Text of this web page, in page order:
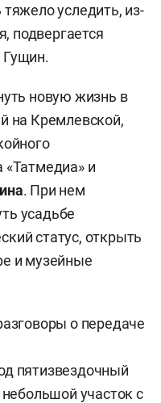
уследить, из-
подвергается
Гущин.
новую жизнь в
на Кремлевской,
«Татмедиа» и
. При нем
усадьбе
статус, открыть
и музейные
о передаче
пятизвездочный
участок с